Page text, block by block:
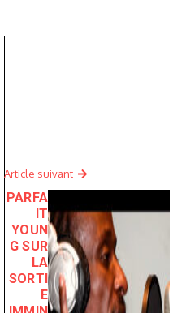
Article suivant
PARFA
IT
YOUN
G SUR
LA
SORTI
E